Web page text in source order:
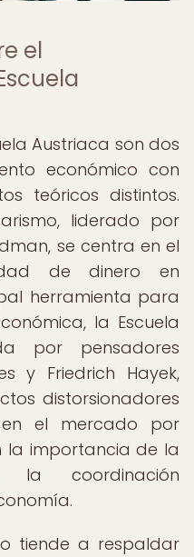
el
Austriaca son dos
económico con
teóricos distintos.
liderado por
se centra en el
de dinero en
herramienta para
la Escuela
por pensadores
y Friedrich Hayek,
distorsionadores
en el mercado por
la importancia de la
coordinación
tiende a respaldar